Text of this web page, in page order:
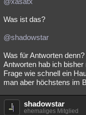
Was ist das?
@shadowstar
Was für Antworten
Antworten hab ich
Frage wie schnell ein
man aber höchstens im
shadowstar
ehemaliges Mitglied